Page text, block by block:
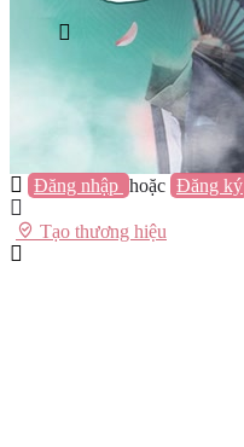
Sách / Truyện
Lifestyle
Giải trí
Thương hiệu
Tạo thương hiệu
Đăng nhập hoặc Đăng ký
Tạo thương hiệu